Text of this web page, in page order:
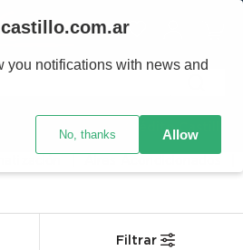
Crédito Castillo
Filtrar
you notifications with news and
No, thanks Allow